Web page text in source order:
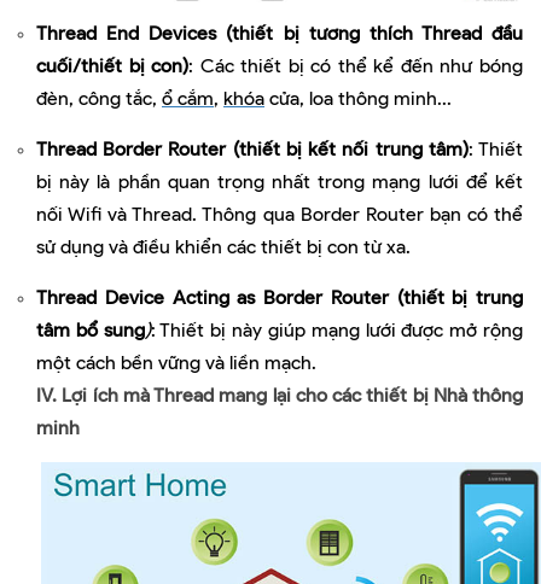
Thread End Devices (thiết bị tương thích Thread đầu
cuối/thiết bị con): Các thiết bị có thể kể đến như bóng
đèn, công tắc, ổ cắm, khóa cửa, loa thông minh...
Thread Border Router (thiết bị kết nối trung tâm): Thiết
bị này là phần quan trọng nhất trong mạng lưới để kết
nối Wifi và Thread. Thông qua Border Router bạn có thể
sử dụng và điều khiển các thiết bị con từ xa.
Thread Device Acting as Border Router (thiết bị trung
tâm bổ sung): Thiết bị này giúp mạng lưới được mở rộng
một cách bền vững và liền mạch.
IV. Lợi ích mà Thread mang lại cho các thiết bị Nhà thông
minh